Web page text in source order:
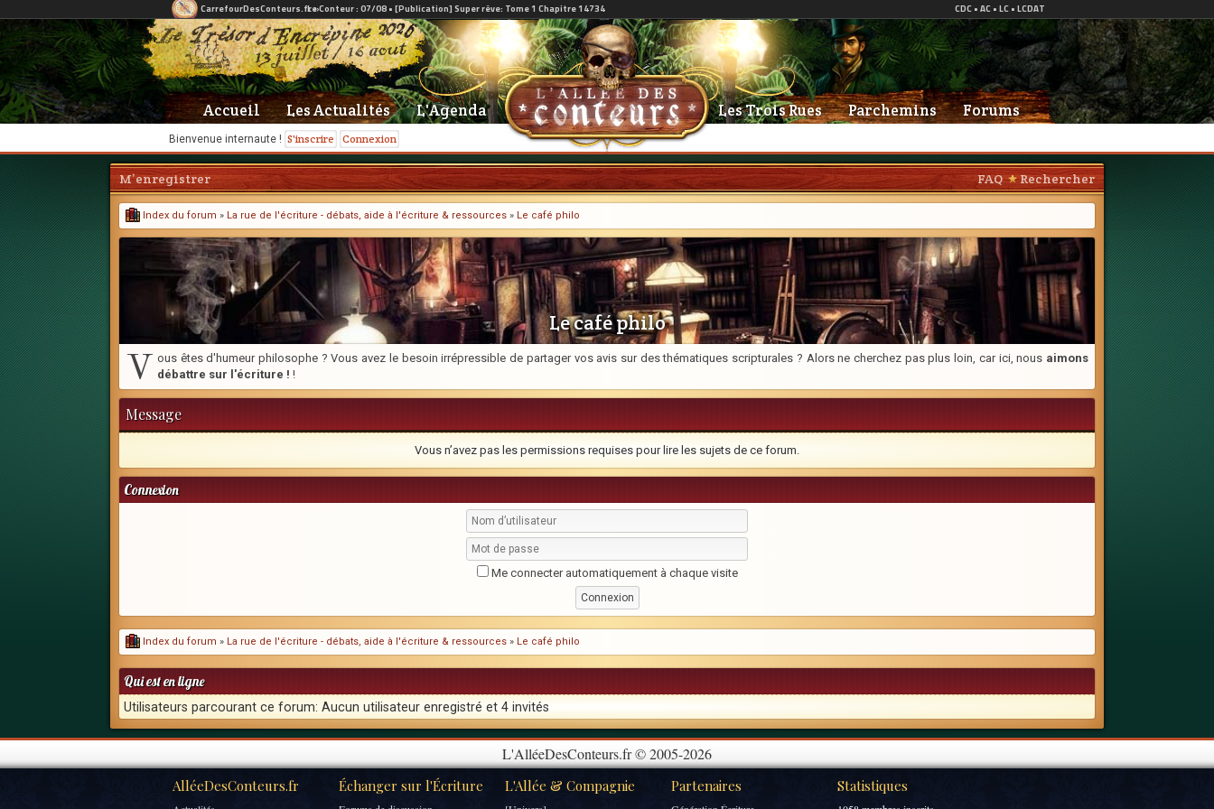
Bienvenue internaute ! S'inscrire Connexion
Accueil Les Actualités L'Agenda Les Trois Rues Parchemins Forums
FAQ Rechercher
M’enregistrer
Index du forum » La rue de l'écriture - débats, aide à l'écriture & ressources » Le café philo
Le café philo
V ous êtes d'humeur philosophe ? Vous avez le besoin irrépressible de partager vos avis sur des thématiques scripturales ? Alors ne cherchez pas plus loin, car ici, nous aimons
débattre sur l'écriture ! !
Message
Vous n’avez pas les permissions requises pour lire les sujets de ce forum.
Connexion
Me connecter automatiquement à chaque visite
Index du forum » La rue de l'écriture - débats, aide à l'écriture & ressources » Le café philo
Qui est en ligne
Utilisateurs parcourant ce forum: Aucun utilisateur enregistré et 4 invités
L'AlléeDesConteurs.fr © 2005-2026
AlléeDesConteurs.fr Échanger sur l'Écriture L'Allée & Compagnie Partenaires Statistiques